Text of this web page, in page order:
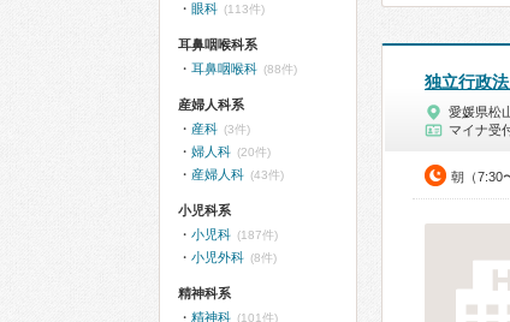
独立行政法
愛媛県松
マイナ受
朝（7:30
眼科 (113件)
耳鼻咽喉科系
耳鼻咽喉科 (88件)
産婦人科系
産科 (3件)
婦人科 (20件)
産婦人科 (43件)
小児科系
小児科 (187件)
小児外科 (8件)
精神科系
精神科 (101件)